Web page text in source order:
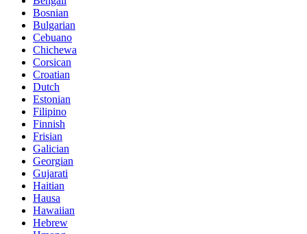
Bosnian
Bulgarian
Cebuano
Chichewa
Corsican
Croatian
Dutch
Estonian
Filipino
Finnish
Frisian
Galician
Georgian
Gujarati
Haitian
Hausa
Hawaiian
Hebrew